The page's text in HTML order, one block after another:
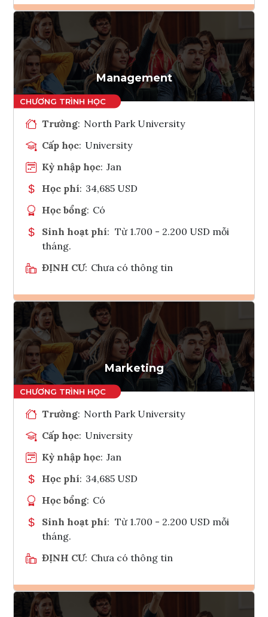
Ghi danh
Tham vấn Interlink
Management
Trường: North Park University
Cấp học: University
Kỳ nhập học: Jan
Học phí: 34,685 USD
Học bổng: Có
Sinh hoạt phí: Từ 1.700 - 2.200 USD mỗi
tháng.
ĐỊNH CƯ: Chưa có thông tin
Ghi danh
Tham vấn Interlink
Marketing
Trường: North Park University
Cấp học: University
Kỳ nhập học: Jan
Học phí: 34,685 USD
Học bổng: Có
Sinh hoạt phí: Từ 1.700 - 2.200 USD mỗi
tháng.
ĐỊNH CƯ: Chưa có thông tin
Ghi danh